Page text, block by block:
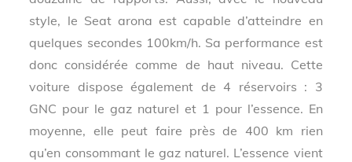
style, le Seat arona est capable d’atteindre en
quelques secondes 100km/h. Sa performance est
donc considérée comme de haut niveau. Cette
voiture dispose également de 4 réservoirs : 3
GNC pour le gaz naturel et 1 pour l’essence. En
moyenne, elle peut faire près de 400 km rien
qu’en consommant le gaz naturel. L’essence vient